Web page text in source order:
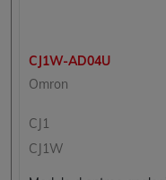
CJ1W-AD04U
Omron
CJ1
CJ1W